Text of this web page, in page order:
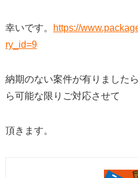
幸いです。
https://
ry_id=9
納期のない案件が有りました
ら可能な限りご対応させて
頂きます。